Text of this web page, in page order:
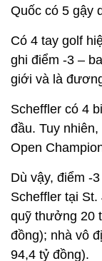
Quốc có 5 gậy
Có 4 tay golf
ghi điểm -3 –
giới và là
Scheffler có 4
đầu. Tuy
Open
Dù vậy, điểm -
Scheffler tại
quỹ thưởng 20
đồng); nhà vô
94,4 tỷ đồng).